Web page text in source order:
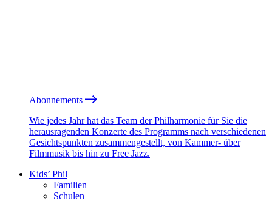
Abonnements
Wie jedes Jahr hat das Team der Philharmonie für Sie die
herausragenden Konzerte des Programms nach verschiedenen
Gesichtspunkten zusammengestellt, von Kammer- über
Filmmusik bis hin zu Free Jazz.
Kids’ Phil
Familien
Schulen